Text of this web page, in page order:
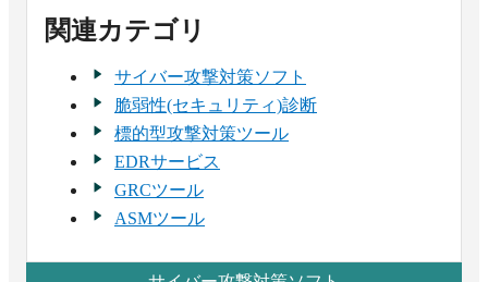
関連カテゴリ
サイバー攻撃対策ソフト
脆弱性(セキュリティ)診断
標的型攻撃対策ツール
EDRサービス
GRCツール
ASMツール